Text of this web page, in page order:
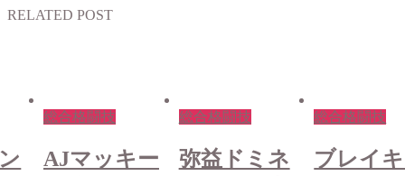
RELATED POST
総合格闘技
AJマッキー
総合格闘技
弥益ドミネ
総合格闘技
ブレイ